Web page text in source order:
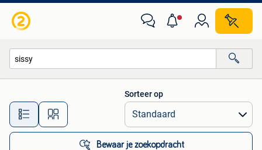
Alle afstanden…
Sorteer op
Bewaar je zoekopdracht